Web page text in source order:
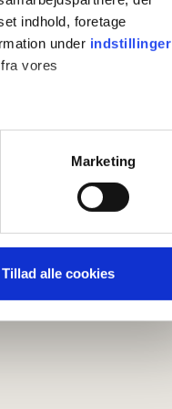
indhold, foretage
under indstillinger
vores
og til at analysere
for sociale medier,
Marketing
Tillad alle cookies